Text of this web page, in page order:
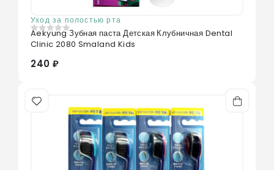
Уход за полостью рта
0из 5
Aekyung Зубная паста Детская Клубничная Dental
Clinic 2080 Smaland Kids
240 ₽